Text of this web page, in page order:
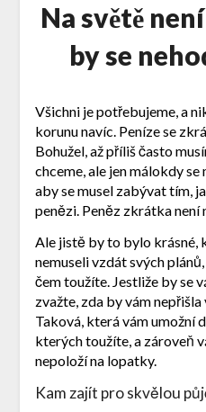
Na světě
by se
Všichni je potřebujeme, a
korunu navíc. Peníze se
Bohužel, až příliš často
chceme, ale jen málokdy
aby se musel zabývat tím,
penězi. Peněz zkrátka není
Ale jistě by to bylo krásné,
nemuseli vzdát svých
čem toužíte. Jestliže by se
zvažte, zda by vám
Taková, která vám umožní
kterých toužíte, a zároveň
nepoloží na lopatky.
Kam zajít pro skvělou